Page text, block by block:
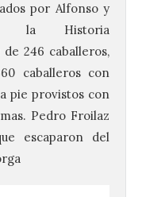
por Alfonso y
la Historia
246 caballeros,
caballeros con
pie provistos con
Pedro Froilaz
escaparon del